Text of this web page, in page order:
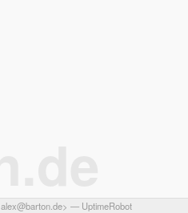
alex@barton.de> — UptimeRobot